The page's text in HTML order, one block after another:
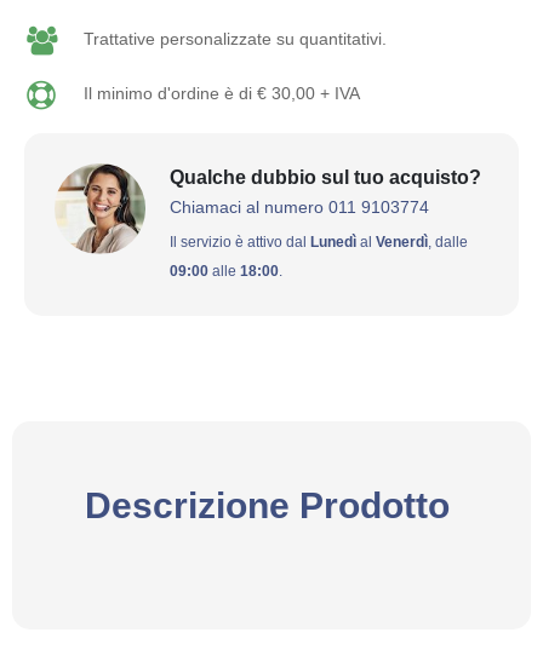
Trattative personalizzate su quantitativi.
Il minimo d'ordine è di € 30,00 + IVA
Qualche dubbio sul tuo acquisto?
Chiamaci al numero 011 9103774
Il servizio è attivo dal Lunedì al Venerdì, dalle
09:00 alle 18:00.
Descrizione Prodotto